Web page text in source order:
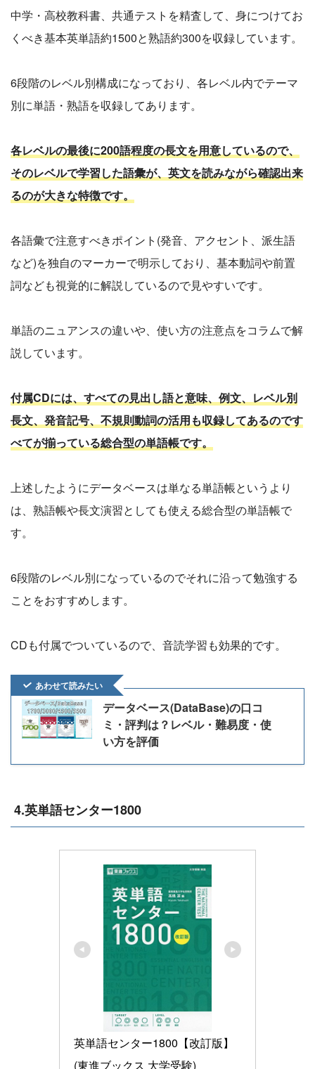
中学・高校教科書、共通テストを精査して、身につけてお
くべき基本英単語約1500と熟語約300を収録しています。
6段階のレベル別構成になっており、各レベル内でテーマ
別に単語・熟語を収録してあります。
各レベルの最後に200語程度の長文を用意しているので、
そのレベルで学習した語彙が、英文を読みながら確認出来
るのが大きな特徴です。
各語彙で注意すべきポイント(発音、アクセント、派生語
など)を独自のマーカーで明示しており、基本動詞や前置
詞なども視覚的に解説しているので見やすいです。
単語のニュアンスの違いや、使い方の注意点をコラムで解
説しています。
付属CDには、すべての見出し語と意味、例文、レベル別
長文、発音記号、不規則動詞の活用も収録してあるのです
べてが揃っている総合型の単語帳です。
上述したようにデータベースは単なる単語帳というより
は、熟語帳や長文演習としても使える総合型の単語帳で
す。
6段階のレベル別になっているのでそれに沿って勉強する
ことをおすすめします。
CDも付属でついているので、音読学習も効果的です。
あわせて読みたい
データベース(DataBase)の口コ
ミ・評判は？レベル・難易度・使
い方を評価
4.英単語センター1800
英単語センター1800【改訂版】
(東進ブックス 大学受験)